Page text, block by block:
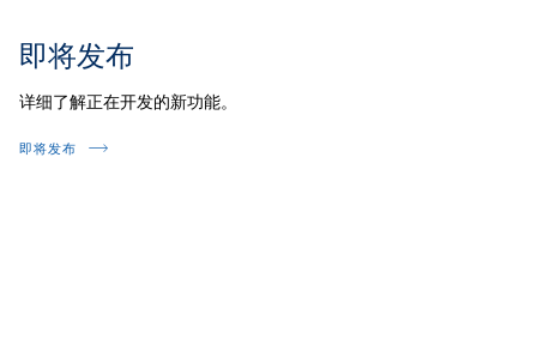
即将发布
详细了解正在开发的新功能。
即将发布